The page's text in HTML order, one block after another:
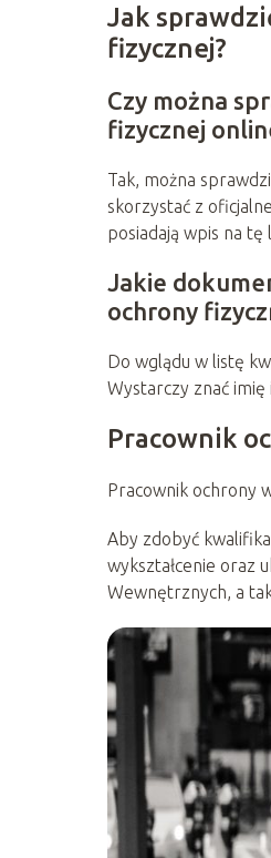
Jak
fizycznej?
Czy można
fizycznej
Tak, można
skorzystać z
posiadają wpis na
Jakie
ochrony
Do wglądu w listę
Wystarczy znać
Pracownik
Pracownik ochrony
Aby zdobyć
wykształcenie oraz
Wewnętrznych, a